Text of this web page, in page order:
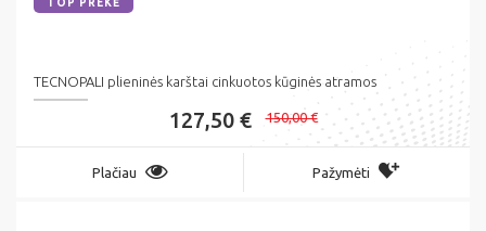
TOP PREKĖ
TECNOPALI plieninės karštai cinkuotos kūginės atramos
127,50 € 150,00 €
Plačiau Pažymėti